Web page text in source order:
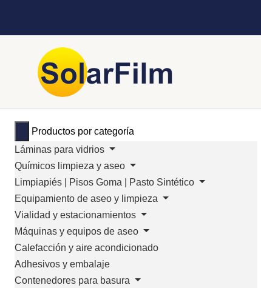
Productos por categoría
Láminas para vidrios
Químicos limpieza y aseo
Limpiapiés | Pisos Goma | Pasto Sintético
Equipamiento de aseo y limpieza
Vialidad y estacionamientos
Máquinas y equipos de aseo
Calefacción y aire acondicionado
Adhesivos y embalaje
Contenedores para basura